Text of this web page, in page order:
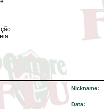
Nickname:
Data: